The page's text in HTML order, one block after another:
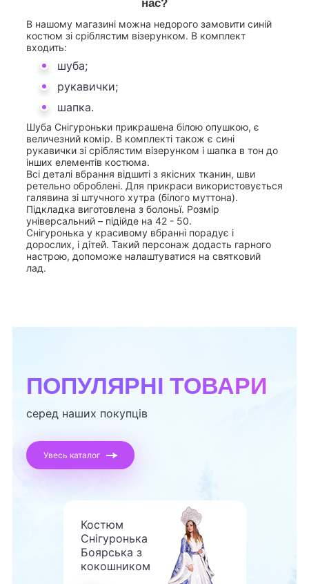
нас?
В нашому магазині можна недорого замовити синій
костюм зі сріблястим візерунком. В комплект
входить:
шуба;
рукавички;
шапка.
Шуба Снігуроньки прикрашена білою опушкою, є
величезний комір. В комплекті також є сині
рукавички зі сріблястим візерунком і шапка в тон до
інших елементів костюма.
Всі деталі вбрання відшиті з якісних тканин, шви
ретельно оброблені. Для прикраси використовується
галявина зі штучного хутра (білого муттона).
Підкладка виготовлена з болоньї. Розмір
універсальний – підійде на 42 - 50.
Снігуронька у красивому вбранні порадує і
дорослих, і дітей. Такий персонаж додасть гарного
настрою, допоможе налаштуватися на святковий
лад.
ПОПУЛЯРНІ ТОВАРИ
серед наших покупців
Увесь каталог
Костюм
Снігуронька
Боярська з
кокошником